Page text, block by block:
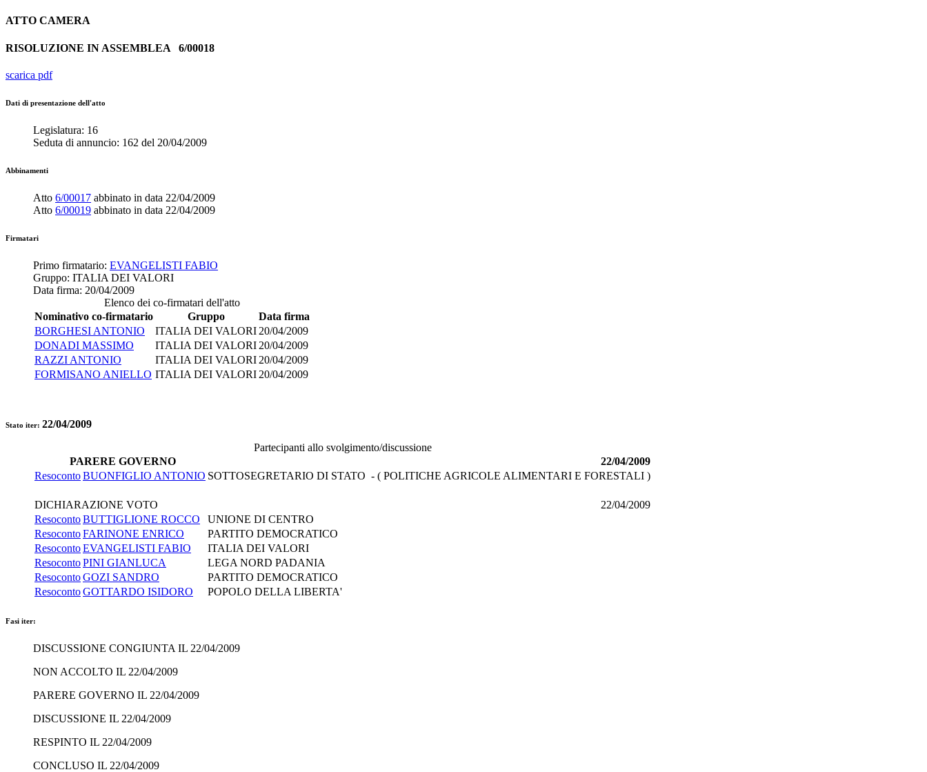
ATTO CAMERA
RISOLUZIONE IN ASSEMBLEA 6/00018
scarica pdf
Dati di presentazione dell'atto
Legislatura: 16
Seduta di annuncio: 162 del 20/04/2009
Abbinamenti
Atto 6/00017 abbinato in data 22/04/2009
Atto 6/00019 abbinato in data 22/04/2009
Firmatari
Primo firmatario: EVANGELISTI FABIO
Gruppo: ITALIA DEI VALORI
Data firma: 20/04/2009
Elenco dei co-firmatari dell'atto
Nominativo co-firmatario
Gruppo
Data firma
BORGHESI ANTONIO
ITALIA DEI VALORI 20/04/2009
DONADI MASSIMO
ITALIA DEI VALORI 20/04/2009
RAZZI ANTONIO
ITALIA DEI VALORI 20/04/2009
FORMISANO ANIELLO ITALIA DEI VALORI 20/04/2009
Stato iter: 22/04/2009
Partecipanti allo svolgimento/discussione
PARERE GOVERNO
22/04/2009
ResocontoBUONFIGLIO ANTONIO SOTTOSEGRETARIO DI STATO - ( POLITICHE AGRICOLE ALIMENTARI E FORESTALI )
DICHIARAZIONE VOTO
22/04/2009
ResocontoBUTTIGLIONE ROCCO
UNIONE DI CENTRO
ResocontoFARINONE ENRICO
PARTITO DEMOCRATICO
ResocontoEVANGELISTI FABIO
ITALIA DEI VALORI
ResocontoPINI GIANLUCA
LEGA NORD PADANIA
ResocontoGOZI SANDRO
PARTITO DEMOCRATICO
ResocontoGOTTARDO ISIDORO POPOLO DELLA LIBERTA'
Fasi iter:
DISCUSSIONE CONGIUNTA IL 22/04/2009
NON ACCOLTO IL 22/04/2009
PARERE GOVERNO IL 22/04/2009
DISCUSSIONE IL 22/04/2009
RESPINTO IL 22/04/2009
CONCLUSO IL 22/04/2009